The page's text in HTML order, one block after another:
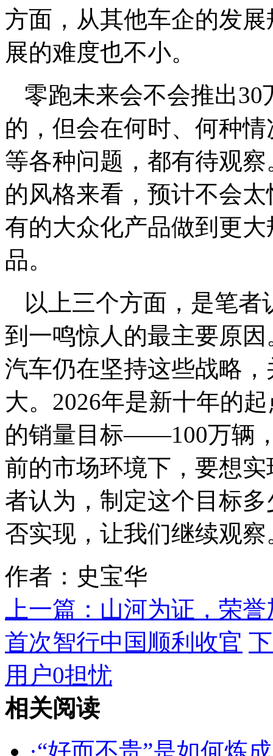
方面，从其他车企的发
展的难度也不小。
零跑未来会不会推出
的，但会在何时、何种
等各种问题，都有待观
的风格来看，预计不会
有的大众化产品做到更
品。
以上三个方面，是笔
到一鸣惊人的最主要原
汽车仍在坚持这些战略
大。2026年是新十年的
的销量目标——100万辆
前的市场环境下，要想
者认为，制定这个目标
否实现，让我们继续观察
作者：史宝华
上一篇： 山河为证，荣
首次智行中国顺利收官
用户0担忧
相关阅读
·“好而不贵”是如何炼